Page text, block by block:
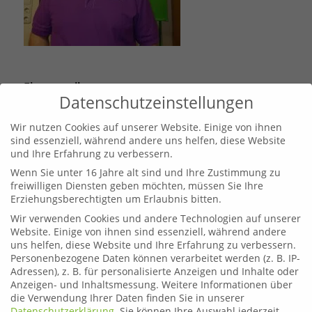
Eintrag teilen
Leoben
Telefon:03842 44254
Email:fahrschule.leoben@plonner.at
Datenschutzeinstellungen
Wir nutzen Cookies auf unserer Website. Einige von ihnen
sind essenziell, während andere uns helfen, diese Website
und Ihre Erfahrung zu verbessern.
Wenn Sie unter 16 Jahre alt sind und Ihre Zustimmung zu
freiwilligen Diensten geben möchten, müssen Sie Ihre
Erziehungsberechtigten um Erlaubnis bitten.
Wir verwenden Cookies und andere Technologien auf unserer
Website. Einige von ihnen sind essenziell, während andere
uns helfen, diese Website und Ihre Erfahrung zu verbessern.
Personenbezogene Daten können verarbeitet werden (z. B. IP-
Adressen), z. B. für personalisierte Anzeigen und Inhalte oder
Anzeigen- und Inhaltsmessung. Weitere Informationen über
die Verwendung Ihrer Daten finden Sie in unserer